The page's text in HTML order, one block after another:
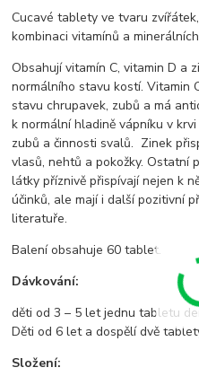
Cucavé tablety ve tvaru
kombinaci vitamínů a
Obsahují vitamín C, vitamin D a
normálního stavu kostí. Vitamin
stavu chrupavek, zubů a má
k normální hladině vápníku v
zubů a činnosti svalů. Zinek
vlasů, nehtů a pokožky. Ostatní
látky příznivě přispívají nejen k
účinků, ale mají i další pozitivní
literatuře.
Balení obsahuje 60 tablet.
Dávkování:
děti od 3 – 5 let jednu tabletu
Děti od 6 let a dospělí dvě
Složení: